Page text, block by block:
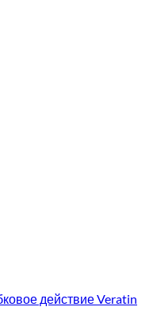
действие Veratin